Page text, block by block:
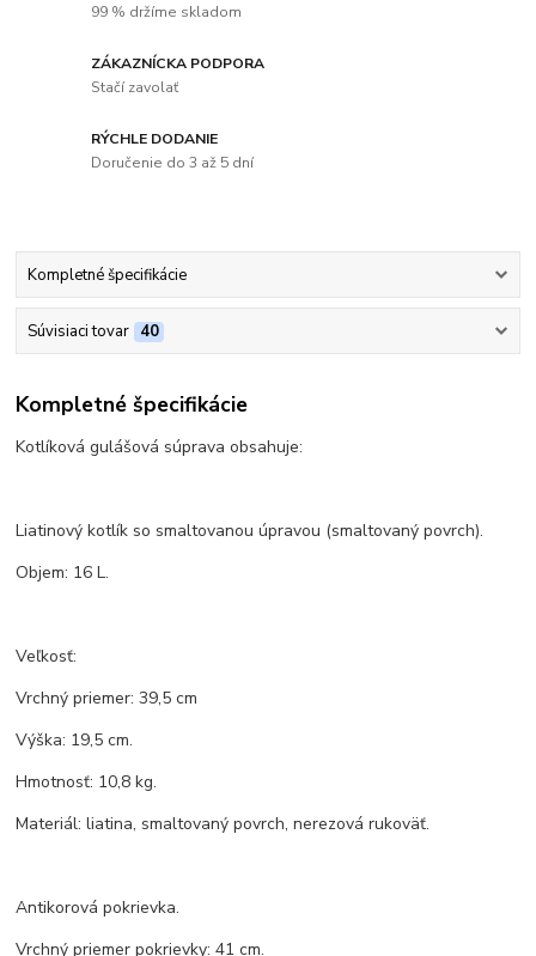
99 % držíme skladom
ZÁKAZNÍCKA PODPORA
Stačí zavolať
RÝCHLE DODANIE
Doručenie do 3 až 5 dní
Kompletné špecifikácie
Súvisiaci tovar 40
Kompletné špecifikácie
Kotlíková gulášová súprava obsahuje:
Liatinový kotlík so smaltovanou úpravou (smaltovaný povrch).
Objem: 16 L.
Veľkosť:
Vrchný priemer: 39,5 cm
Výška: 19,5 cm.
Hmotnosť: 10,8 kg.
Materiál: liatina, smaltovaný povrch, nerezová rukoväť.
Antikorová pokrievka.
Vrchný priemer pokrievky: 41 cm.